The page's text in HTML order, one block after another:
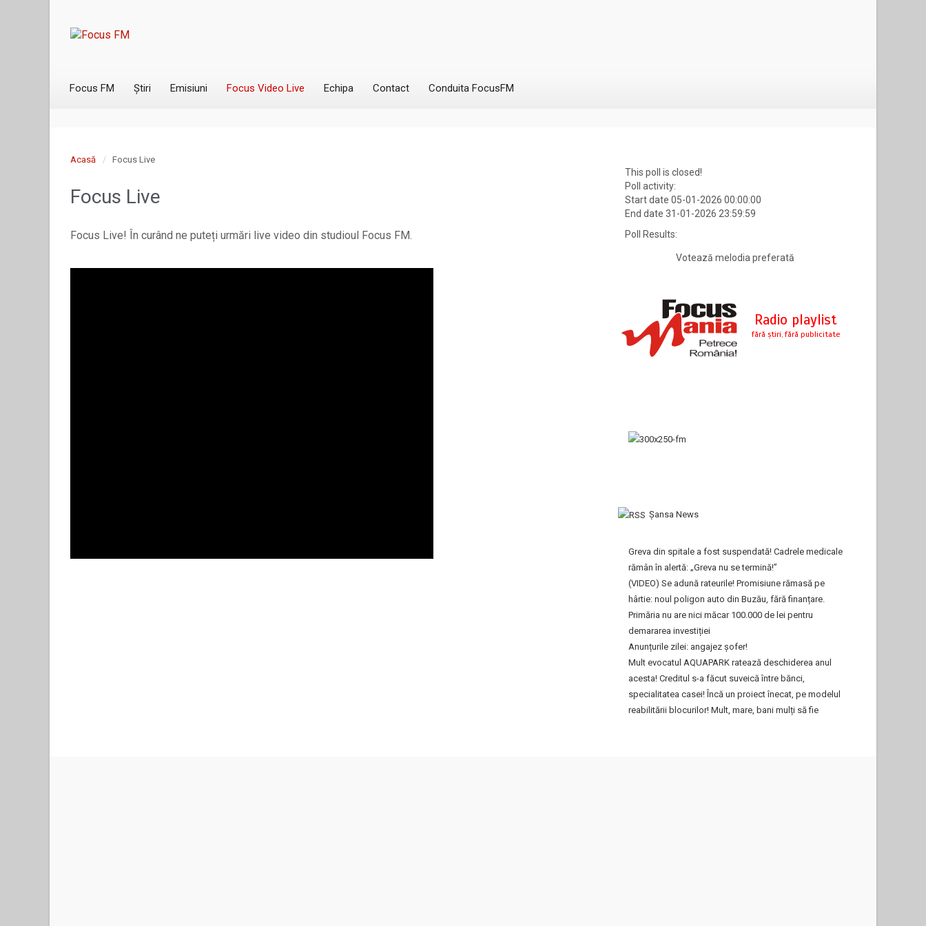
Focus FM Știri Emisiuni Focus Video Live Echipa Contact Conduita FocusFM
Acasă Focus Live
Focus Live
Focus Live! În curând ne puteți urmări live video din studioul Focus FM.
This poll is closed!
Poll activity:
Start date 05-01-2026 00:00:00
End date 31-01-2026 23:59:59
Poll Results:
Votează melodia preferată
Şansa News
Greva din spitale a fost suspendată! Cadrele medicale
rămân în alertă: „Greva nu se termină!”
(VIDEO) Se adună rateurile! Promisiune rămasă pe
hârtie: noul poligon auto din Buzău, fără finanțare.
Primăria nu are nici măcar 100.000 de lei pentru
demararea investiției
Anunțurile zilei: angajez șofer!
Mult evocatul AQUAPARK ratează deschiderea anul
acesta! Creditul s-a făcut suveică între bănci,
specialitatea casei! Încă un proiect înecat, pe modelul
reabilitării blocurilor! Mult, mare, bani mulți să fie